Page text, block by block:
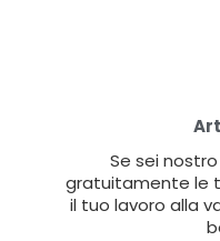
Se sei
gratuitamente le
il tuo lavoro alla